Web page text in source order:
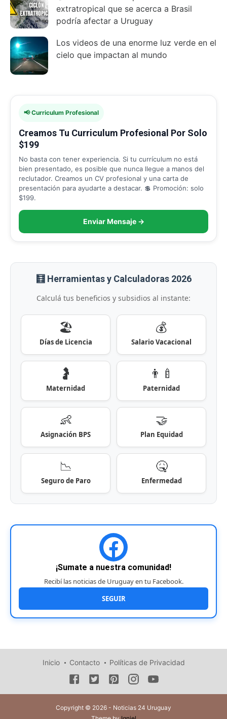
extratropical que se acerca a Brasil
podría afectar a Uruguay
Los videos de una enorme luz verde en el
cielo que impactan al mundo
📢 Curriculum Profesional
Creamos Tu Curriculum Profesional Por Solo
$199
No basta con tener experiencia. Si tu currículum no está
bien presentado, es posible que nunca llegue a manos del
reclutador. Creamos un CV profesional y una carta de
presentación para ayudarte a destacar. 💲 Promoción: solo
$199.
Enviar Mensaje →
🧮 Herramientas y Calculadoras 2026
Calculá tus beneficios y subsidios al instante:
🏖️
Días de Licencia
💰
Salario Vacacional
🤰
Maternidad
👨‍🍼
Paternidad
👶
Asignación BPS
🤝
Plan Equidad
📉
Seguro de Paro
🤒
Enfermedad
¡Sumate a nuestra comunidad!
Recibí las noticias de Uruguay en tu Facebook.
SEGUIR
Inicio Contacto Políticas de Privacidad
Copyright © 2026 - Noticias 24 Uruguay